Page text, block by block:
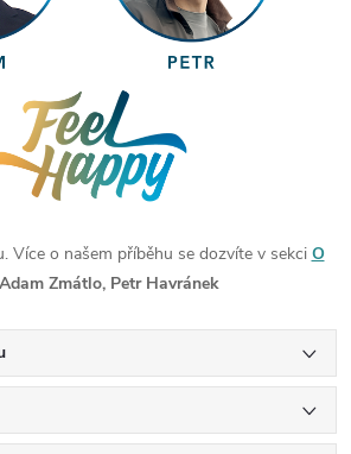
Více o našem příběhu se dozvíte v sekci O
Adam Zmátlo, Petr Havránek